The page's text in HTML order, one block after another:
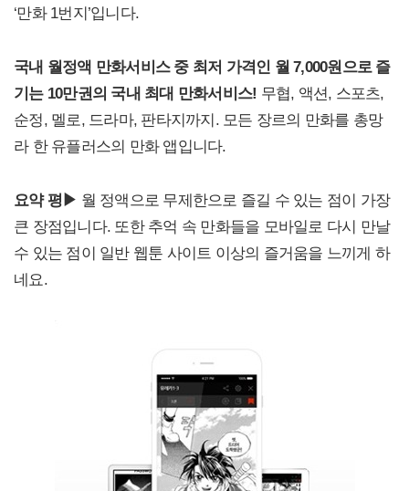
‘만화 1번지’입니다.
국내 월정액 만화서비스 중 최저 가격인 월 7,000원으로 즐
기는 10만권의 국내 최대 만화서비스! 무협, 액션, 스포츠,
순정, 멜로, 드라마, 판타지까지. 모든 장르의 만화를 총망
라 한 유플러스의 만화 앱입니다.
요약 평▶ 월 정액으로 무제한으로 즐길 수 있는 점이 가장
큰 장점입니다. 또한 추억 속 만화들을 모바일로 다시 만날
수 있는 점이 일반 웹툰 사이트 이상의 즐거움을 느끼게 하
네요.